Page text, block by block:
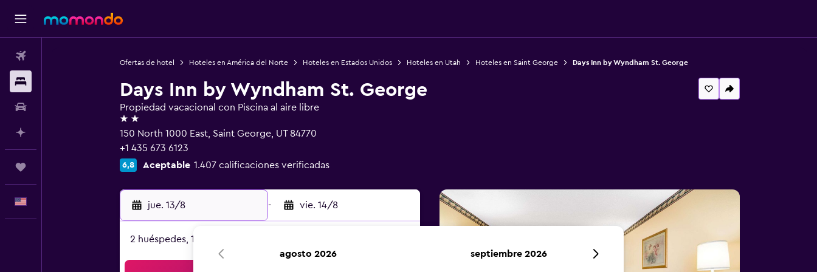
Ofertas de hotel Hoteles en América del Norte Hoteles en Estados Unidos Hoteles en Utah Hoteles en Saint George Days Inn by Wyndham St. George
Days Inn by Wyndham St. George
Propiedad vacacional con Piscina al aire libre
2 estrellas
150 North 1000 East, Saint George, UT 84770
+1 435 673 6123
6,8 Aceptable 1.407 calificaciones verificadas
jue. 13/8 - vie. 14/8
2 huéspedes, 1 habitación
agosto 2026 septiembre 2026